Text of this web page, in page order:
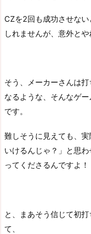
CZを2回も成功させな
しれませんが、意外とや
そう、メーカーさんは
なるような、そんなゲ
です。
難しそうに見えても、
いけるんじゃ？」と思
ってくださるんですよ！
と、まあそう信じて初
て、